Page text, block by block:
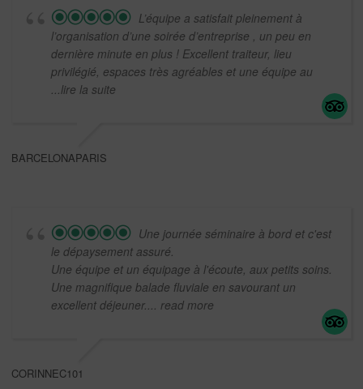
L’équipe a satisfait pleinement à
l’organisation d’une soirée d’entreprise , un peu en
dernière minute en plus ! Excellent traiteur, lieu
privilégié, espaces très agréables et une équipe au
...lire la suite
BARCELONAPARIS
Une journée séminaire à bord et c'est
le dépaysement assuré.
Une équipe et un équipage à l'écoute, aux petits soins.
Une magnifique balade fluviale en savourant un
excellent déjeuner.
... read more
CORINNEC101